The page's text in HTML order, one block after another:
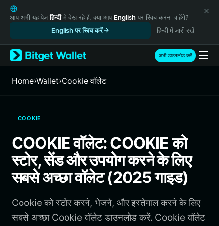
English
日本語
Русский
Español (Latinoamérica)
Türkçe
Italiano
繁體中文
Português (Portugal)
Bahasa Indonesia
ภาษาไทย
Português (Brasil)
Español (Argentina)
आप अभी यह पेजहिन्दीमें देख रहे हैं. क्या आप English पर स्विच करना चाहेंगे?
English पर स्विच करें
हिन्दी में जारी रखें
अभी डाउनलोड करें
Home›Wallet›Cookie वॉलेट
COOKIE
COOKIE वॉलेट: COOKIE को
स्टोर, सेंड और उपयोग करने के लिए
सबसे अच्छा वॉलेट (2025 गाइड)
Cookie को स्टोर करने, भेजने, और इस्तेमाल करने के लिए
सबसे अच्छा Cookie वॉलेट डाउनलोड करें. Cookie वॉलेट